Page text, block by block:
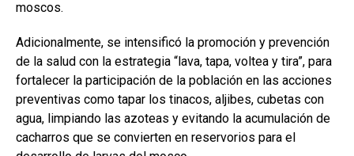
moscos.
Adicionalmente, se intensificó la promoción y prevención
de la salud con la estrategia “lava, tapa, voltea y tira”, para
fortalecer la participación de la población en las acciones
preventivas como tapar los tinacos, aljibes, cubetas con
agua, limpiando las azoteas y evitando la acumulación de
cacharros que se convierten en reservorios para el